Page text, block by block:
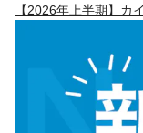
【2026年上半期】カ